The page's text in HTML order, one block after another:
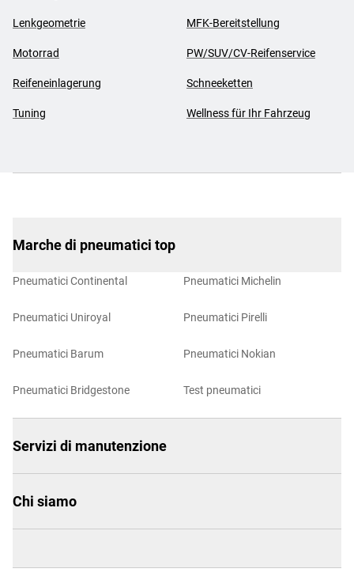
Lenkgeometrie MFK-Bereitstellung
Motorrad PW/SUV/CV-Reifenservice
Reifeneinlagerung Schneeketten
Tuning Wellness für Ihr Fahrzeug
Marche di pneumatici top
Pneumatici Continental
Pneumatici Uniroyal
Pneumatici Barum
Pneumatici Bridgestone
Pneumatici Michelin
Pneumatici Pirelli
Pneumatici Nokian
Test pneumatici
Servizi di manutenzione
Chi siamo